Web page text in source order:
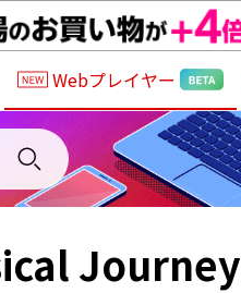
Webプレイヤー
Journey